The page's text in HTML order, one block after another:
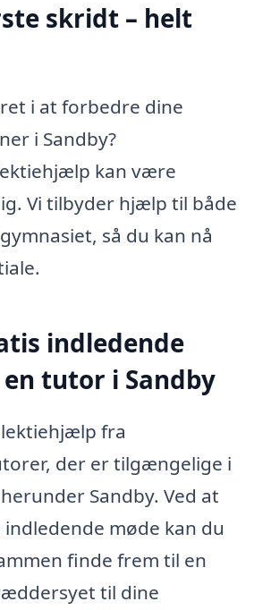
skridt – helt
i at forbedre dine
i Sandby?
kan være
Vi tilbyder hjælp til både
så du kan nå
indledende
tutor i Sandby
fra
der er tilgængelige i
Sandby. Ved at
møde kan du
finde frem til en
til dine